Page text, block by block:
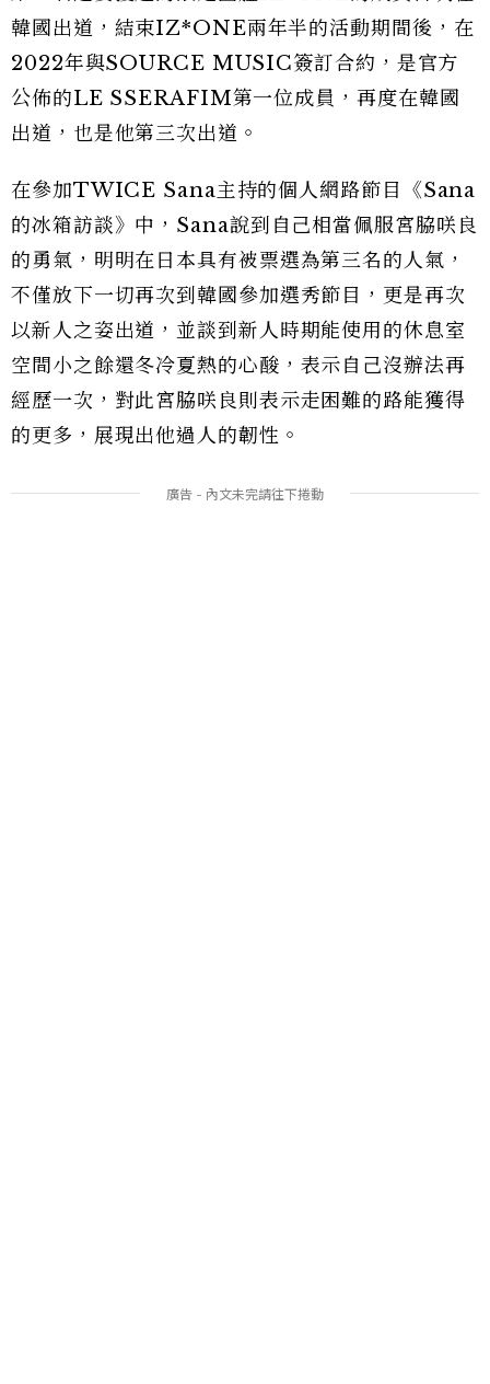
韓國出道，結束IZ*ONE兩年半的活動期間後，在
2022年與SOURCE MUSIC簽訂合約，是官方
公佈的LE SSERAFIM第一位成員，再度在韓國
出道，也是他第三次出道。
在參加TWICE Sana主持的個人網路節目《Sana
的冰箱訪談》中，Sana說到自己相當佩服宮脇咲良
的勇氣，明明在日本具有被票選為第三名的人氣，
不僅放下一切再次到韓國參加選秀節目，更是再次
以新人之姿出道，並談到新人時期能使用的休息室
空間小之餘還冬冷夏熱的心酸，表示自己沒辦法再
經歷一次，對此宮脇咲良則表示走困難的路能獲得
的更多，展現出他過人的韌性。